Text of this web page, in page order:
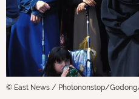
© East News / Photononstop/